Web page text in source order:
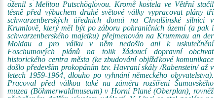
oženil s Melitou Putschöglovou. Kromě kostela ve Větřní stačil
těsně před výbuchem druhé světové války vypracovat plány tří
schwarzenberských úředních domů na Chvalšinské silnici v
Krumlově, který měl být po záboru pohraničních území (a pak i
schwarzenberského majetku) přejmenován na Krummau an der
Moldau a pro válku v něm nedošlo ani k uskutečnění
Foschumových plánů na tolik žádoucí dopravní obchvat
historického centra města (ke zbudování objížďkové komunikace
došlo především prokopáním tzv. Havraní skály /Rabenstein/ až v
letech 1959-1964, dlouho po vyhnání německého obyvatelstva).
Pracoval před válkou také na záměru rozšíření Šumavského
muzea (Böhmerwaldmuseum) v Horní Plané (Oberplan), rovněž